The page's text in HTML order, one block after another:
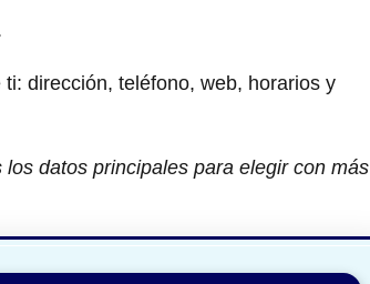
ti: dirección, teléfono, web, horarios y
datos principales para elegir con más